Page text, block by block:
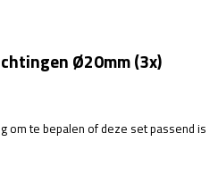
Ø20mm (3x)
om te bepalen of deze set passend is